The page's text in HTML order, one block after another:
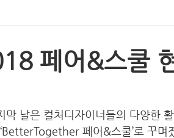
페어&스쿨
날은 컬처디자이너들의 다양한 활
페어&스쿨’로 꾸며